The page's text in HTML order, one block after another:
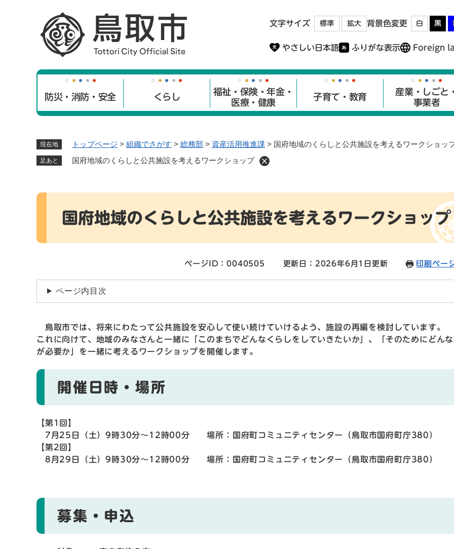
文字サイズ 標準 拡大 背景色変更 白 黒
やさしい日本語 ふりがな表示 Foreign
防災・消防・安全 くらし
福祉・保険・年金・
医療・健康
子育て・教育
産業・しごと
事業者
現在地 トップページ > 組織でさがす > 総務部 > 資産活用推進課 > 国府地域のくらしと公共施設を考えるワークショッ
足あと 国府地域のくらしと公共施設を考えるワークショップ
本
国府地域のくらしと公共施設を考えるワークショップ
ページID：0040505 更新日：2026年6月1日更新 印刷ペー
ページ内目次
鳥取市では、将来にわたって公共施設を安心して使い続けていけるよう、施設の再編を検討しています。
これに向けて、地域のみなさんと一緒に「このまちでどんなくらしをしていきたいか」、「そのためにどん
が必要か」を一緒に考えるワークショップを開催します。
開催日時・場所
【第1回】
7月25日（土）9時30分～12時00分 場所：国府町コミュニティセンター（鳥取市国府町庁380）
【第2回】
8月29日（土）9時30分～12時00分 場所：国府町コミュニティセンター（鳥取市国府町庁380）
募集・申込